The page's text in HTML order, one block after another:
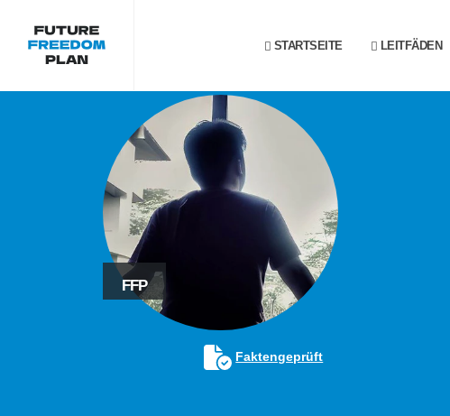
STARTSEITE LEITFÄDEN
FFP
Faktengeprüft